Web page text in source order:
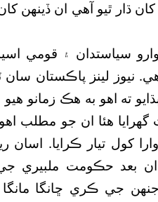
ڌار ٿيو آهي ان ڏينهن
سياستدان ۽ قومي
نيوز لينز پاڪستان
ته اهو به هڪ زمانو
کول تيار ڪرايا.
ان بعد حڪومت
جي ڪري ڇانگا